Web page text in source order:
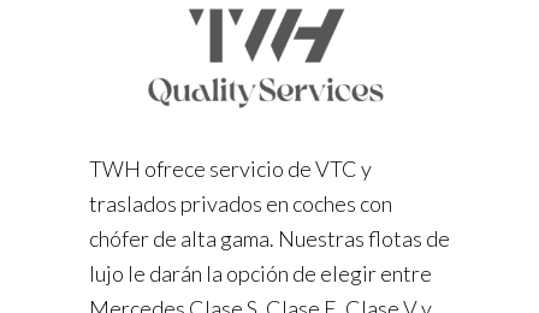
TWH ofrece servicio de VTC y
traslados privados en coches con
chófer de alta gama. Nuestras flotas de
lujo le darán la opción de elegir entre